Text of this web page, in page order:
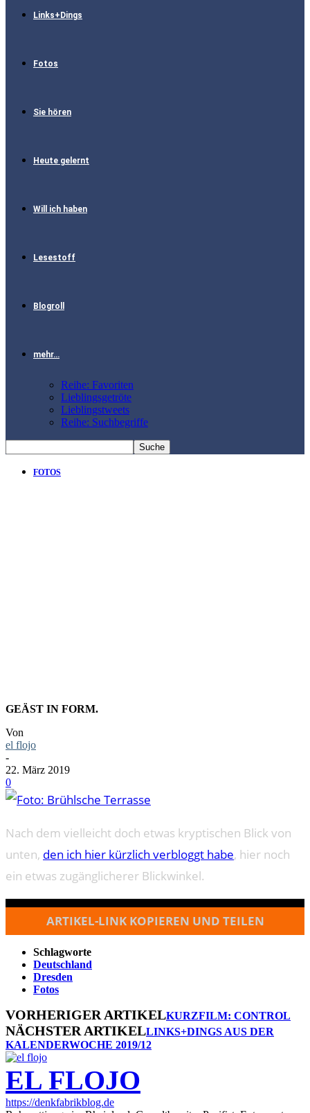
Links+Dings
Fotos
Sie hören
Heute gelernt
Will ich haben
Lesestoff
Blogroll
mehr…
Reihe: Favoriten
Lieblingsgetröte
Lieblingstweets
Reihe: Suchbegriffe
FOTOS
GEÄST IN FORM.
Von
el flojo
-
22. März 2019
0
Nach dem vielleicht doch etwas kryptischen Blick von
unten, den ich hier kürzlich verbloggt habe, hier noch
ein etwas zugänglicherer Blickwinkel.
ARTIKEL-LINK KOPIEREN UND TEILEN
Schlagworte
Deutschland
Dresden
Fotos
VORHERIGER ARTIKELKURZFILM: CONTROL
NÄCHSTER ARTIKELLINKS+DINGS AUS DER
KALENDERWOCHE 2019/12
EL FLOJO
https://denkfabrikblog.de